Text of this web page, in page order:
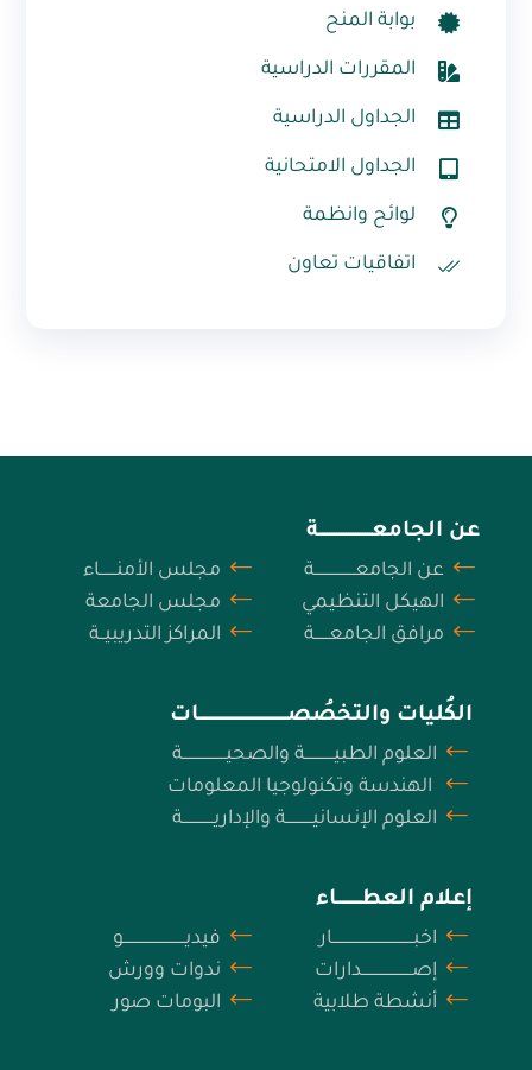
بوابة المنح
المقررات الدراسية
الجداول الدراسية
الجداول الامتحانية
لوائح وانظمة
اتفاقيات تعاون
عن الجامعــــــــــــــــــــــة
عن الجامعـــــــــــــــــة
مجلس الأمنـــــــاء
الهيكل التنظيمي
مجلس الجامعة
مرافق الجامعــــــة
المراكز التدريبيــة
الكُليات والتخصُصـــــــــــــــــــــــــــــــــــــات
العلوم الطبيــــــــــــة والصحيــــــــــــــــــة
الهندسة وتكنولوجيا المعلومات
العلوم الإنسانيـــــــــــة والإداريـــــــــــــة
إعلام العطــــــــــاء
اخبــــــــــــــــــــــــــــــــــار
فيديــــــــــــــــــــــــــو
إصـــــــــــــــــــــدارات
ندوات وورش
أنشطة طلابية
البومات صور